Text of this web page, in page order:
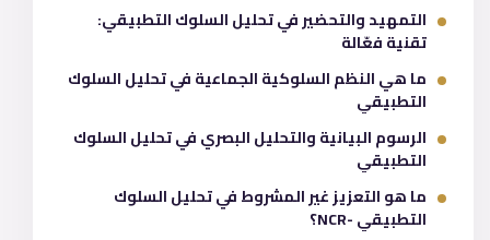
التمهيد والتحضير في تحليل السلوك التطبيقي:
تقنية فعّالة
ما هي النظم السلوكية الجماعية في تحليل السلوك
التطبيقي
الرسوم البيانية والتحليل البصري في تحليل السلوك
التطبيقي
ما هو التعزيز غير المشروط في تحليل السلوك
التطبيقي -NCR؟